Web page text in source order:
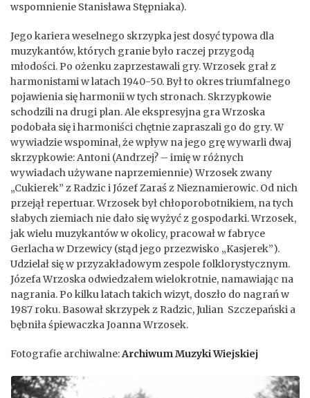
wspomnienie Stanisława Stępniaka).
Jego kariera weselnego skrzypka jest dosyć typowa dla
muzykantów, których granie było raczej przygodą
młodości. Po ożenku zaprzestawali gry. Wrzosek grał z
harmonistami w latach 1940-50. Był to okres triumfalnego
pojawienia się harmonii w tych stronach. Skrzypkowie
schodzili na drugi plan. Ale ekspresyjna gra Wrzoska
podobała się i harmoniści chętnie zapraszali go do gry. W
wywiadzie wspominał, że wpływ na jego grę wywarli dwaj
skrzypkowie: Antoni (Andrzej? – imię w różnych
wywiadach używane naprzemiennie) Wrzosek zwany
„Cukierek” z Radzic i Józef Zaraś z Nieznamierowic. Od nich
przejął repertuar. Wrzosek był chłoporobotnikiem, na tych
słabych ziemiach nie dało się wyżyć z gospodarki. Wrzosek,
jak wielu muzykantów w okolicy, pracował w fabryce
Gerlacha w Drzewicy (stąd jego przezwisko „Kasjerek”).
Udzielał się w przyzakładowym zespole folklorystycznym.
Józefa Wrzoska odwiedzałem wielokrotnie, namawiając na
nagrania. Po kilku latach takich wizyt, doszło do nagrań w
1987 roku. Basował skrzypek z Radzic, Julian Szczepański a
bębniła śpiewaczka Joanna Wrzosek.
Fotografie archiwalne:Archiwum Muzyki Wiejskiej